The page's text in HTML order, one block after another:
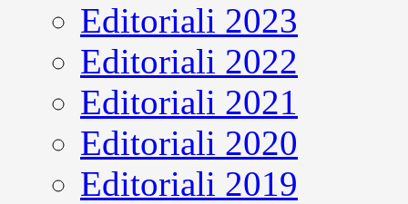
Editoriali 2023
Editoriali 2022
Editoriali 2021
Editoriali 2020
Editoriali 2019